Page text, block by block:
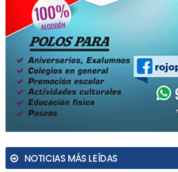
NOTICIAS MÁS LEÍDAS